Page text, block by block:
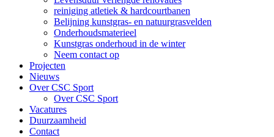
reiniging atletiek & hardcourtbanen
Belijning kunstgras- en natuurgrasvelden
Onderhoudsmaterieel
Kunstgras onderhoud in de winter
Neem contact op
Projecten
Nieuws
Over CSC Sport
Over CSC Sport
Vacatures
Duurzaamheid
Contact